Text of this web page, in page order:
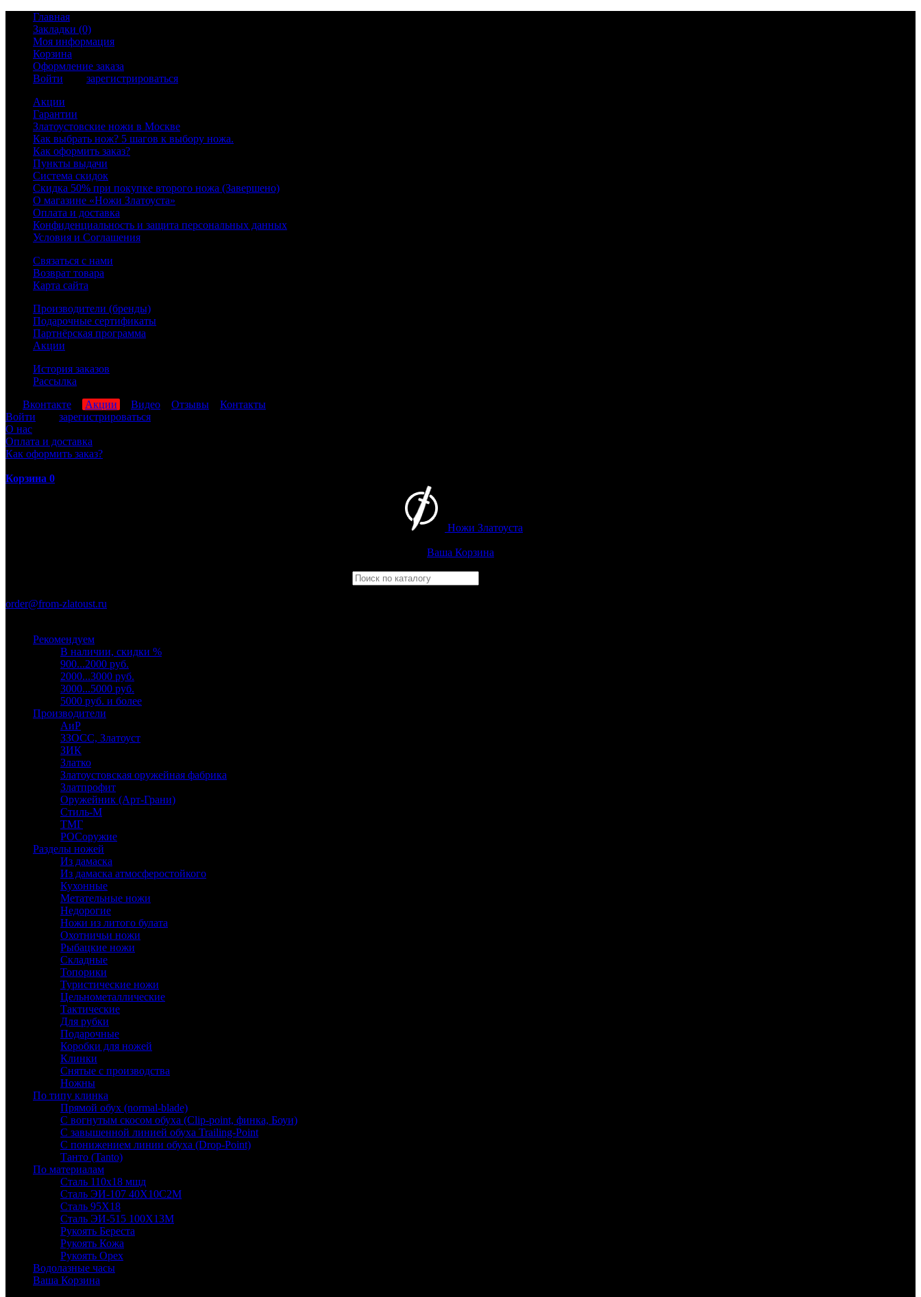
Главная
Закладки (0)
Моя информация
Корзина
Оформление заказа
Войти
зарегистрироваться
Акции
Гарантии
Златоустовские ножи в Москве
Как выбрать нож? 5 шагов к выбору ножа.
Как оформить заказ?
Пункты выдачи
Система скидок
Скидка 50% при покупке второго ножа (Завершено)
О магазине «Ножи Златоуста»
Оплата и доставка
Конфиденциальность и защита персональных данных
Условия и Соглашения
Связаться с нами
Возврат товара
Карта сайта
Производители (бренды)
Подарочные сертификаты
Партнёрская программа
Акции
История заказов
Рассылка
Вконтакте Акции Видео Отзывы
Контакты
Войти
зарегистрироваться
О нас
Оплата и доставка
Как оформить заказ?
Корзина 0
Ножи Златоуста
Ваша Корзина
order@from-zlatoust.ru
Рекомендуем
В наличии, скидки %
900...2000 руб.
2000...3000 руб.
3000...5000 руб.
5000 руб. и более
Производители
АиР
ЗЗОСС, Златоуст
ЗИК
Златко
Златоустовская оружейная фабрика
Златпрофит
Оружейник (Арт-Грани)
Стиль-М
ТМГ
РОСоружие
Разделы ножей
Из дамаска
Из дамаска атмосферостойкого
Кухонные
Метательные ножи
Недорогие
Ножи из литого булата
Охотничьи ножи
Рыбацкие ножи
Складные
Топорики
Туристические ножи
Цельнометаллические
Тактические
Для рубки
Подарочные
Коробки для ножей
Клинки
Снятые с производства
Ножны
По типу клинка
Прямой обух (normal-blade)
С вогнутым скосом обуха (Clip-point, финка, Боуи)
С завышенной линией обуха Trailing-Point
С понижением линии обуха (Drop-Point)
Танто (Tanto)
По материалам
Сталь 110х18 мшд
Сталь ЭИ-107 40Х10С2М
Сталь 95Х18
Сталь ЭИ-515 100Х13М
Рукоять Береста
Рукоять Кожа
Рукоять Орех
Водолазные часы
Ваша Корзина